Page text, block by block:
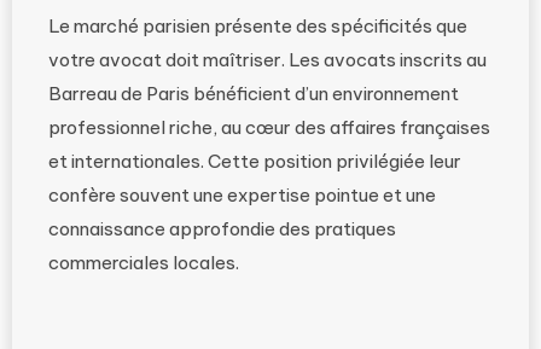
Le marché parisien présente des spécificités que
votre avocat doit maîtriser. Les avocats inscrits au
Barreau de Paris bénéficient d’un environnement
professionnel riche, au cœur des affaires françaises
et internationales. Cette position privilégiée leur
confère souvent une expertise pointue et une
connaissance approfondie des pratiques
commerciales locales.